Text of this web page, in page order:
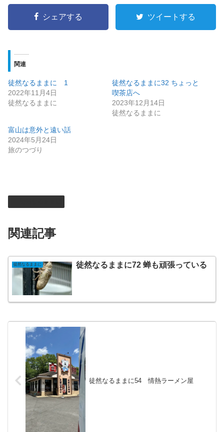
シェアする ツイートする
関連
徒然なるままに 1
2022年11月4日
徒然なるままに
徒然なるままに32 ちょっと
喫茶店へ
2023年12月14日
徒然なるままに
富山は意外と遠い話
2024年5月24日
旅のつづり
関連記事
徒然なるままに 徒然なるままに72 蝉も頑張っている
徒然なるままに54 情熱ラーメン屋